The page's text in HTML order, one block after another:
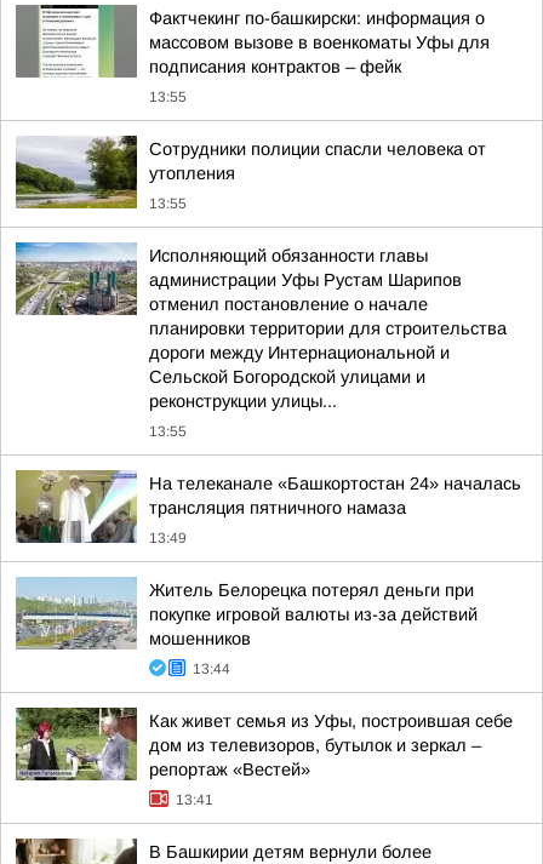
Фактчекинг по-башкирски: информация о
массовом вызове в военкоматы Уфы для
подписания контрактов – фейк
13:55
Сотрудники полиции спасли человека от
утопления
13:55
Исполняющий обязанности главы
администрации Уфы Рустам Шарипов
отменил постановление о начале
планировки территории для строительства
дороги между Интернациональной и
Сельской Богородской улицами и
реконструкции улицы...
13:55
На телеканале «Башкортостан 24» началась
трансляция пятничного намаза
13:49
Житель Белорецка потерял деньги при
покупке игровой валюты из-за действий
мошенников
13:44
Как живет семья из Уфы, построившая себе
дом из телевизоров, бутылок и зеркал –
репортаж «Вестей»
13:41
В Башкирии детям вернули более